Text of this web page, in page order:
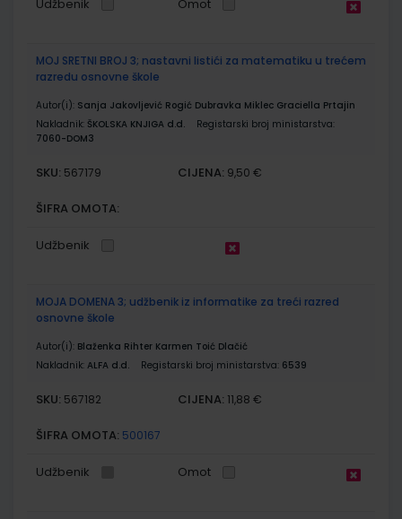
Udžbenik Omot
MOJ SRETNI BROJ 3; nastavni listići za matematiku u trećem
razredu osnovne škole
Autor(i): Sanja Jakovljević Rogić Dubravka Miklec Graciella Prtajin
Nakladnik: ŠKOLSKA KNJIGA d.d.
Registarski broj ministarstva:
7060-DOM3
SKU: 567179 CIJENA: 9,50 €
ŠIFRA OMOTA:
Udžbenik
MOJA DOMENA 3; udžbenik iz informatike za treći razred
osnovne škole
Autor(i): Blaženka Rihter Karmen Toić Dlačić
Nakladnik: ALFA d.d. Registarski broj ministarstva: 6539
SKU: 567182 CIJENA: 11,88 €
ŠIFRA OMOTA: 500167
Udžbenik Omot